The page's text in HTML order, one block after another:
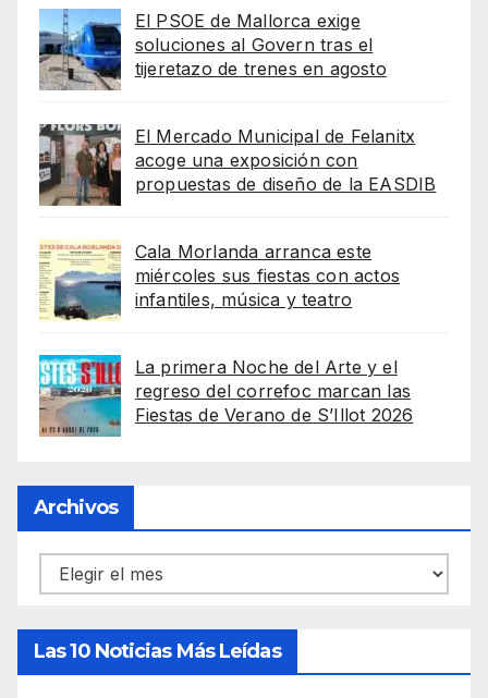
El PSOE de Mallorca exige
soluciones al Govern tras el
tijeretazo de trenes en agosto
El Mercado Municipal de Felanitx
acoge una exposición con
propuestas de diseño de la EASDIB
Cala Morlanda arranca este
miércoles sus fiestas con actos
infantiles, música y teatro
La primera Noche del Arte y el
regreso del correfoc marcan las
Fiestas de Verano de S’Illot 2026
Archivos
Archivos
Las 10 Noticias Más Leídas